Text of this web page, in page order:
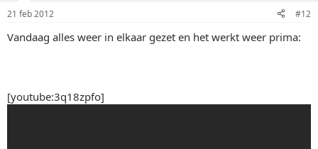
21 feb 2012 #12
Vandaag alles weer in elkaar gezet en het werkt weer prima:
[youtube:3q18zpfo]